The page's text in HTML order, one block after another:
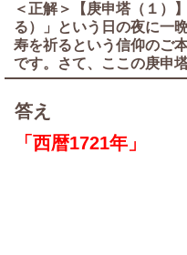
＜正解＞【庚申塔（１）
る）」という日の夜に一
寿を祈るという信仰のご
です。さて、ここの庚申
答え
「西暦1721年」